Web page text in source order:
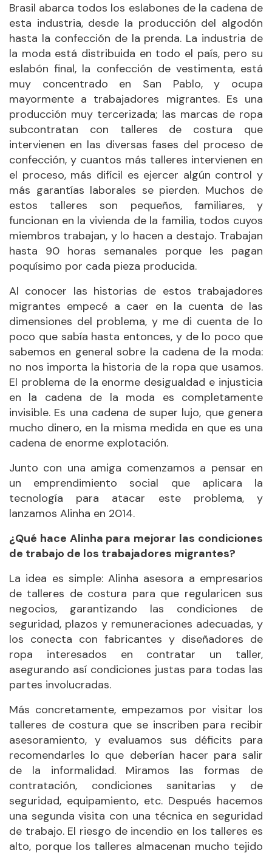
Brasil abarca todos los eslabones de la cadena de
esta industria, desde la producción del algodón
hasta la confección de la prenda. La industria de
la moda está distribuida en todo el país, pero su
eslabón final, la confección de vestimenta, está
muy concentrado en San Pablo, y ocupa
mayormente a trabajadores migrantes. Es una
producción muy tercerizada; las marcas de ropa
subcontratan con talleres de costura que
intervienen en las diversas fases del proceso de
confección, y cuantos más talleres intervienen en
el proceso, más difícil es ejercer algún control y
más garantías laborales se pierden. Muchos de
estos talleres son pequeños, familiares, y
funcionan en la vivienda de la familia, todos cuyos
miembros trabajan, y lo hacen a destajo. Trabajan
hasta 90 horas semanales porque les pagan
poquísimo por cada pieza producida.
Al conocer las historias de estos trabajadores
migrantes empecé a caer en la cuenta de las
dimensiones del problema, y me di cuenta de lo
poco que sabía hasta entonces, y de lo poco que
sabemos en general sobre la cadena de la moda:
no nos importa la historia de la ropa que usamos.
El problema de la enorme desigualdad e injusticia
en la cadena de la moda es completamente
invisible. Es una cadena de super lujo, que genera
mucho dinero, en la misma medida en que es una
cadena de enorme explotación.
Junto con una amiga comenzamos a pensar en
un emprendimiento social que aplicara la
tecnología para atacar este problema, y
lanzamos Alinha en 2014.
¿Qué hace Alinha para mejorar las condiciones
de trabajo de los trabajadores migrantes?
La idea es simple: Alinha asesora a empresarios
de talleres de costura para que regularicen sus
negocios, garantizando las condiciones de
seguridad, plazos y remuneraciones adecuadas, y
los conecta con fabricantes y diseñadores de
ropa interesados en contratar un taller,
asegurando así condiciones justas para todas las
partes involucradas.
Más concretamente, empezamos por visitar los
talleres de costura que se inscriben para recibir
asesoramiento, y evaluamos sus déficits para
recomendarles lo que deberían hacer para salir
de la informalidad. Miramos las formas de
contratación, condiciones sanitarias y de
seguridad, equipamiento, etc. Después hacemos
una segunda visita con una técnica en seguridad
de trabajo. El riesgo de incendio en los talleres es
alto, porque los talleres almacenan mucho tejido